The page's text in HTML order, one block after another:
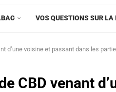
VOS QUESTIONS SUR LA
d’une voisine et passant dans les
CBD venant